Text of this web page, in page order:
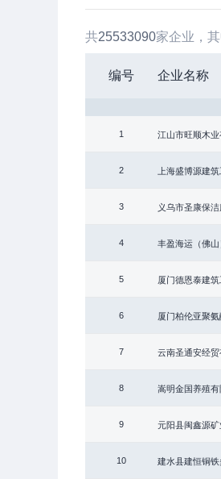
共25533090家企业，
编号 企业名称
1 江山市旺顺木业
2 上海盛博源建
3 义乌市圣康保
4 丰盈海运（佛山
5 厦门德恩泰建
6 厦门柏伦亚聚
7 云南圣通安经贸
8 嵩明金国养殖有
9 元阳县闽鑫源
10 建水县建恒铜